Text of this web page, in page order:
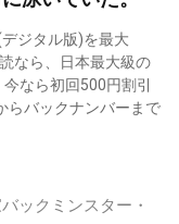
ジタル版)を最大
なら、日本最大級の
なら初回500円割引
らバックナンバーまで
ックミンスター・